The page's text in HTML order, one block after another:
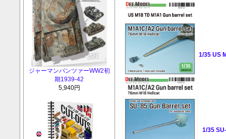
ジャーマンパンツァーWW2初
期1939-42
5,940円
1/35 US
1/35